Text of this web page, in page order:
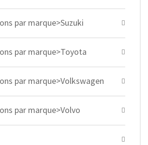
par marque>Suzuki
par marque>Toyota
par marque>Volkswagen
par marque>Volvo